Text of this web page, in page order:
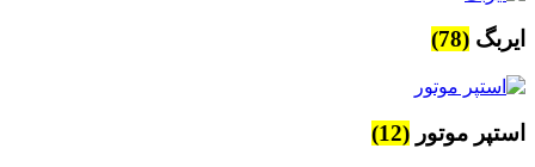
ایربگ (78)
استپر موتور (12)